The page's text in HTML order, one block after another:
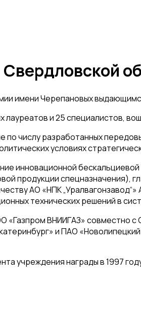
имени Черепановых
и 25 специалистов,
числу разработанных
условиях
инновационной
продукции
АО «НПК
технических решений в
ВНИИГАЗ»
и ПАО
учреждения награды в 1997